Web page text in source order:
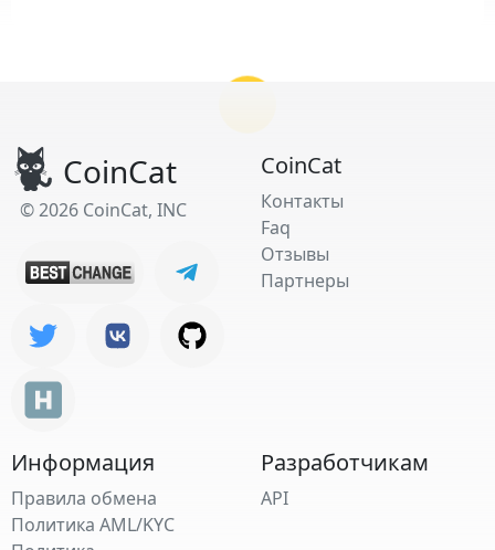
CoinCat
© 2026 CoinCat, INC
CoinCat
Контакты
Faq
Отзывы
Партнеры
Информация
Правила обмена
Политика AML/KYC
Разработчикам
API